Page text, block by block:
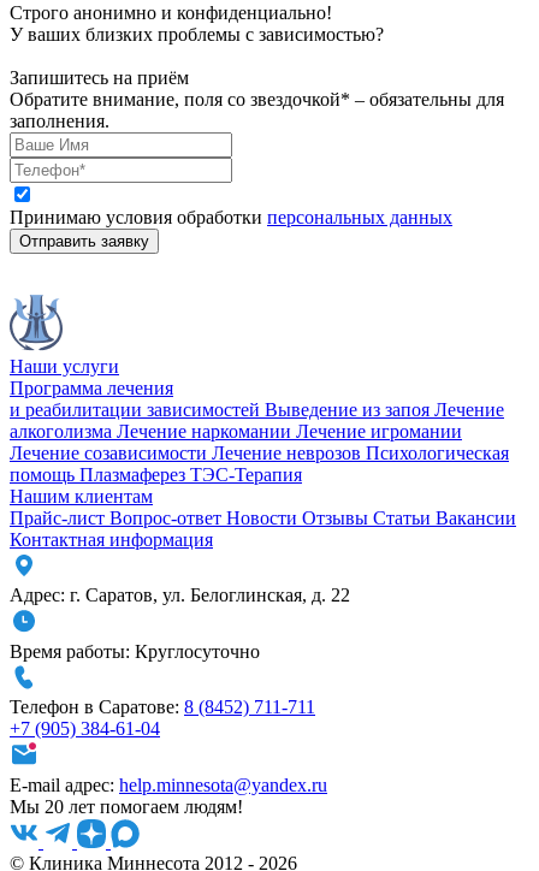
Строго анонимно и конфиденциально!
У ваших близких проблемы с зависимостью?
Запишитесь на приём
Обратите внимание, поля со звездочкой* – обязательны для
заполнения.
Принимаю условия обработки персональных данных
Отправить заявку
Наши услуги
Программа лечения
и реабилитации зависимостей Выведение из запоя Лечение
алкоголизма Лечение наркомании Лечение игромании
Лечение созависимости Лечение неврозов Психологическая
помощь Плазмаферез ТЭС-Терапия
Нашим клиентам
Прайс-лист Вопрос-ответ Новости Отзывы Статьи Вакансии
Контактная информация
Адрес: г. Саратов, ул. Белоглинская, д. 22
Время работы: Круглосуточно
Телефон в Саратове: 8 (8452) 711-711
+7 (905) 384-61-04
E-mail адрес: help.minnesota@yandex.ru
Мы 20 лет помогаем людям!
© Клиника Миннесота 2012 - 2026